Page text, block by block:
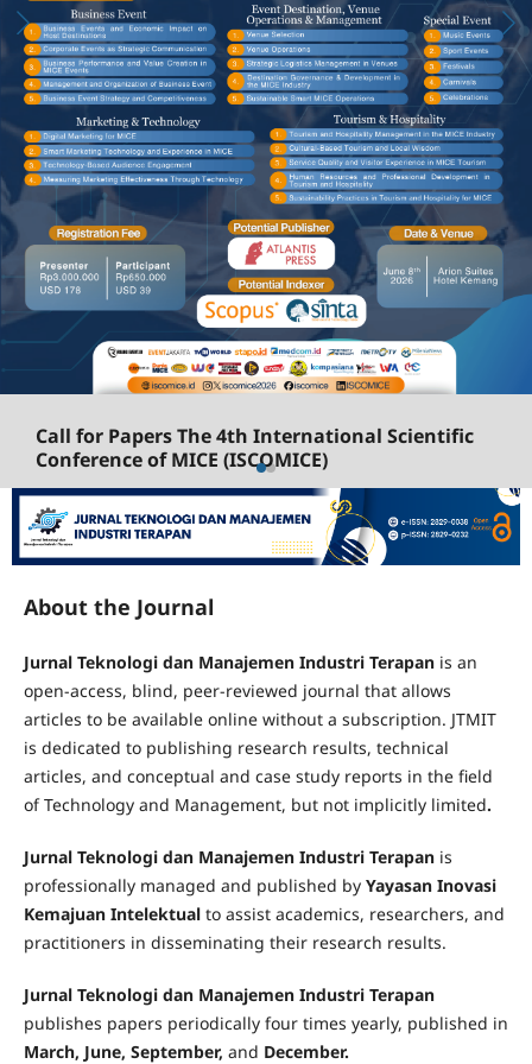
Call for Papers The 4th International Scientific
Conference of MICE (ISCOMICE)
The International Scientific Conference of MICE
(ISCOMICE) is an annual academic conference that
brings together academics, researchers, and
innovations in the Meetings, Incentives, Conventions,
and Exhibitions (MICE) industry. The conference is held
years.
Read More
About the Journal
Jurnal Teknologi dan Manajemen Industri Terapan is an
open-access, blind, peer-reviewed journal that allows
articles to be available online without a subscription. JTMIT
is dedicated to publishing research results, technical
articles, and conceptual and case study reports in the field
of Technology and Management, but not implicitly limited.
Jurnal Teknologi dan Manajemen Industri Terapan is
professionally managed and published by Yayasan Inovasi
Kemajuan Intelektualto assist academics, researchers, and
practitioners in disseminating their research results.
Jurnal Teknologi dan Manajemen Industri Terapan
publishes papers periodically four times yearly, published in
March, June, September, and December.